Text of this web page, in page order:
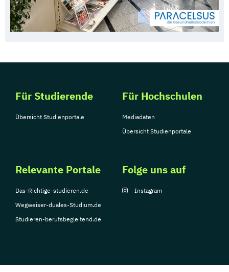
Für Studierende
Übersicht Studienportale
Für Hochschulen
Mediadaten
Übersicht Studienportale
Relevante Portale
Das-Richtige-studieren.de
Wegweiser-duales-Studium.de
Studieren-berufsbegleitend.de
Folge uns auf
Instagram